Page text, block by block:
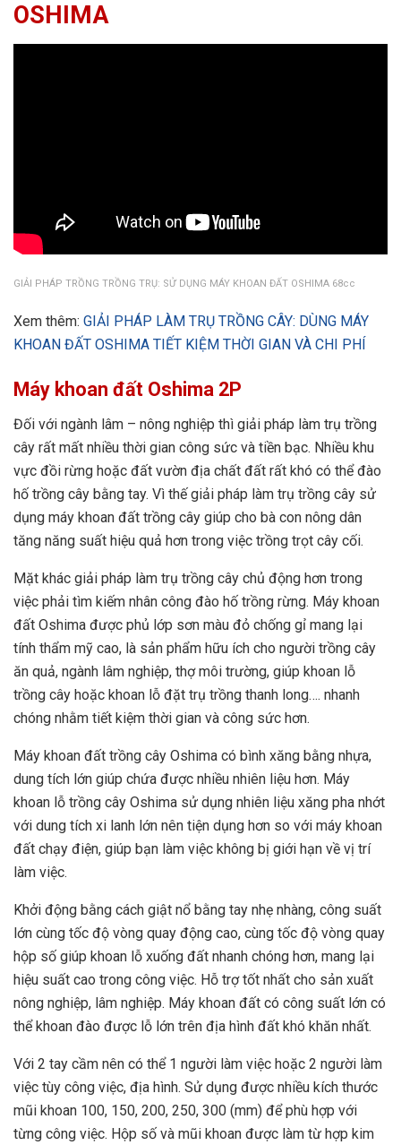
OSHIMA
GIẢI PHÁP TRỒNG TRỒNG TRỤ: SỬ DỤNG MÁY KHOAN ĐẤT OSHIMA 68cc
Xem thêm: GIẢI PHÁP LÀM TRỤ TRỒNG CÂY: DÙNG MÁY
KHOAN ĐẤT OSHIMA TIẾT KIỆM THỜI GIAN VÀ CHI PHÍ
Máy khoan đất Oshima 2P
Đối với ngành lâm – nông nghiệp thì giải pháp làm trụ trồng
cây rất mất nhiều thời gian công sức và tiền bạc. Nhiều khu
vực đồi rừng hoặc đất vườn địa chất đất rất khó có thể đào
hố trồng cây bằng tay. Vì thế giải pháp làm trụ trồng cây sử
dụng máy khoan đất trồng cây giúp cho bà con nông dân
tăng năng suất hiệu quả hơn trong việc trồng trọt cây cối.
Mặt khác giải pháp làm trụ trồng cây chủ động hơn trong
việc phải tìm kiếm nhân công đào hố trồng rừng. Máy khoan
đất Oshima được phủ lớp sơn màu đỏ chống gỉ mang lại
tính thẩm mỹ cao, là sản phẩm hữu ích cho người trồng cây
ăn quả, ngành lâm nghiệp, thợ môi trường, giúp khoan lỗ
trồng cây hoặc khoan lỗ đặt trụ trồng thanh long…. nhanh
chóng nhằm tiết kiệm thời gian và công sức hơn.
Máy khoan đất trồng cây Oshima có bình xăng bằng nhựa,
dung tích lớn giúp chứa được nhiều nhiên liệu hơn. Máy
khoan lỗ trồng cây Oshima sử dụng nhiên liệu xăng pha nhớt
với dung tích xi lanh lớn nên tiện dụng hơn so với máy khoan
đất chạy điện, giúp bạn làm việc không bị giới hạn về vị trí
làm việc.
Khởi động bằng cách giật nổ bằng tay nhẹ nhàng, công suất
lớn cùng tốc độ vòng quay động cao, cùng tốc độ vòng quay
hộp số giúp khoan lỗ xuống đất nhanh chóng hơn, mang lại
hiệu suất cao trong công việc. Hỗ trợ tốt nhất cho sản xuất
nông nghiệp, lâm nghiệp. Máy khoan đất có công suất lớn có
thể khoan đào được lỗ lớn trên địa hình đất khó khăn nhất.
Với 2 tay cầm nên có thể 1 người làm việc hoặc 2 người làm
việc tùy công việc, địa hình. Sử dụng được nhiều kích thước
mũi khoan 100, 150, 200, 250, 300 (mm) để phù hợp với
từng công việc. Hộp số và mũi khoan được làm từ hợp kim